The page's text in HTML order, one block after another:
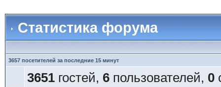
Статистика форума
3657 посетителей за последние 15 минут
3651гостей, 6пользователей, 0